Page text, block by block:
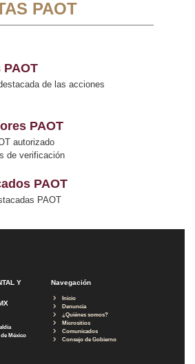
PAOT
de las acciones
PAOT
autorizado
de verificación
PAOT
PAOT
Y
México
Navegación
Inicio
Denuncia
¿Quiénes somos?
Micrositios
Comunicados
Consejo de Gobierno